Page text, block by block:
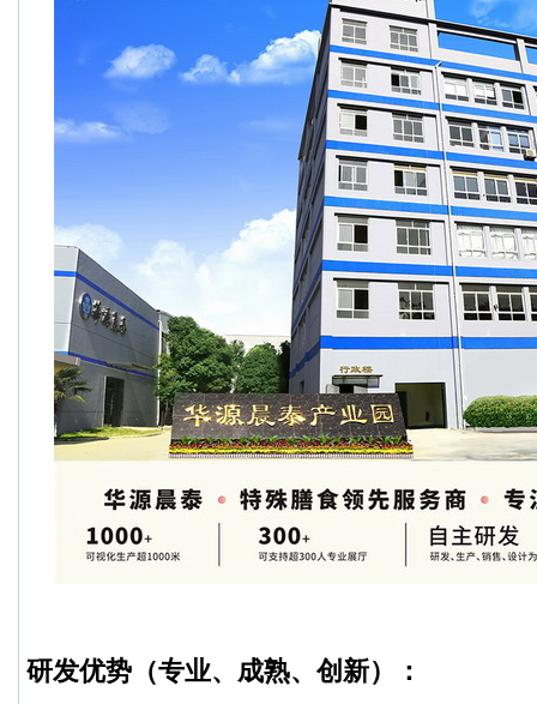
研发优势（专业、成熟、创新）：